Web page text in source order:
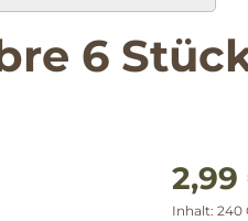
6
Inhalt: 240